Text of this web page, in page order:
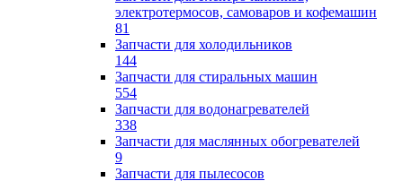
электротермосов, самоваров и кофемашин
81
Запчасти для холодильников
144
Запчасти для стиральных машин
554
Запчасти для водонагревателей
338
Запчасти для маслянных обогревателей
9
Запчасти для пылесосов